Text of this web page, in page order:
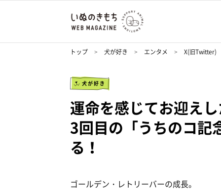
トップ 犬が好き エンタメ X(旧Twitter)
犬が好き
運命を感じてお迎え
3回目の「うちのコ記
る！
ゴールデン・レトリーバーの成長。